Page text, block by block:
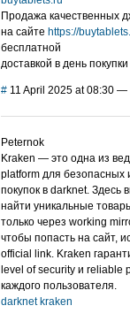
Продажа качественных
на сайте https://
бесплатной
доставкой в день покупки
# 11 April 2025 at 08:30 —
Peternok
Kraken — это одна из
platform для безопасных
покупок в darknet. Здесь
найти уникальные
только через working
чтобы попасть на сайт,
official link. Kraken
level of security и reliable
каждого пользователя.
darknet kraken